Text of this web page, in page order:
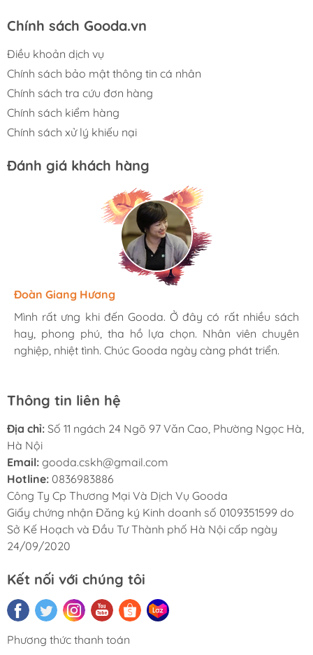
Chính sách Gooda.vn
Điều khoản dịch vụ
Chính sách bảo mật thông tin cá nhân
Chính sách tra cứu đơn hàng
Chính sách kiểm hàng
Chính sách xử lý khiếu nại
Đánh giá khách hàng
Hương Suri
Mình rất ưng khi đến Gooda. Ở đây có rất nhiều sách
hay, phong phú, tha hồ lựa chọn. Nhân viên chuyên
nghiệp, nhiệt tình. Chúc Gooda ngày càng phát triển.
Đoàn Giang Hương
Mình rất ưng khi đến Gooda. Ở đây có rất nhiều sách
hay, phong phú, tha hồ lựa chọn. Nhân viên chuyên
nghiệp, nhiệt tình. Chúc Gooda ngày càng phát triển.
Ngọc Anh
Mình rất ưng khi đến Gooda. Ở đây có rất nhiều sách
hay, phong phú, tha hồ lựa chọn. Nhân viên chuyên
nghiệp, nhiệt tình. Chúc Gooda ngày càng phát triển.
Thông tin liên hệ
Địa chỉ: Số 11 ngách 24 Ngõ 97 Văn Cao, Phường Ngọc Hà,
Hà Nội
Email: gooda.cskh@gmail.com
Hotline: 0836983886
Công Ty Cp Thương Mại Và Dịch Vụ Gooda
Giấy chứng nhận Đăng ký Kinh doanh số 0109351599 do
Sở Kế Hoạch và Đầu Tư Thành phố Hà Nội cấp ngày
24/09/2020
Kết nối với chúng tôi
Phương thức thanh toán